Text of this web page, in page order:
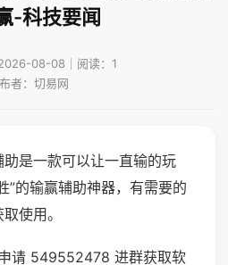
-科技要闻
08-08｜阅读：1
者：切易网
是一款可以让一直输的玩
”的输赢辅助神器，有需要的
使用。
请 549552478 进群获取软